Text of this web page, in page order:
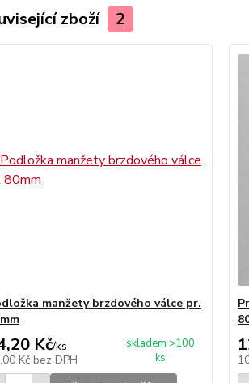
zboží 2
manžety brzdového válce pr.
Kč/ks
Kč bez DPH
skladem >100
ks